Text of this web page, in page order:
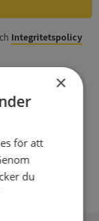
Integritetspolicy
×
för att
du